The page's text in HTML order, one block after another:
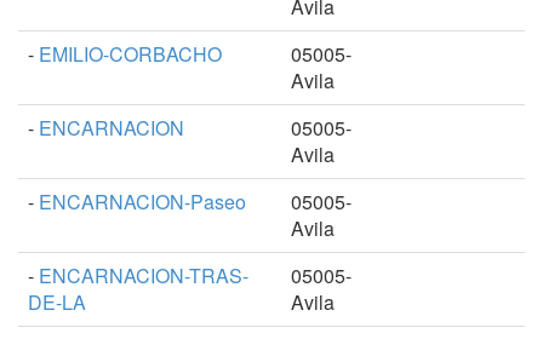
Avila
- EMILIO-CORBACHO
05005-
Avila
- ENCARNACION
05005-
Avila
- ENCARNACION-Paseo
05005-
Avila
- ENCARNACION-TRAS-
DE-LA
05005-
Avila